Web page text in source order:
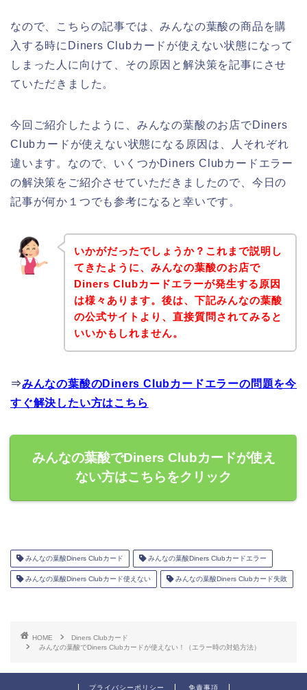
なので、こちらの記事では、みんなの葉酸の商品を購
入する時にDiners Clubカードが使えない状態になって
しまった人に向けて、その原因と解決策を記事にさせ
ていただきました。
今回ご紹介したように、みんなの葉酸のお店でDiners
Clubカードが使えない状態になる原因は、人それぞれ
違います。なので、いくつかDiners Clubカードエラー
の解決策をご紹介させていただきましたので、今日の
記事が何か１つでも参考になると幸いです。
いかがだったでしょうか？これまで説明し
てきたように、みんなの葉酸のお店で
Diners Clubカードエラーが発生する原因
は様々あります。後は、下記みんなの葉酸
の公式サイトより、直接質問されてみると
いいかもしれません。
⇒みんなの葉酸のDiners Clubカードエラーの問題を今
すぐ解決したい方はこちら
みんなの葉酸でDiners Clubカードが使え
ない方はこちらをクリック
みんなの葉酸Diners Clubカード みんなの葉酸Diners Clubカードエラー
みんなの葉酸Diners Clubカード使えない みんなの葉酸Diners Clubカード失敗
HOME
Diners Clubカード
みんなの葉酸でDiners Clubカードが使えない！（エラー時の対処方法）
プライバシーポリシー 免責事項